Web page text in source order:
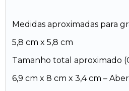
Medidas aproximadas para
5,8 cm x 5,8 cm
Tamanho total aproximado
6,9 cm x 8 cm x 3,4 cm –